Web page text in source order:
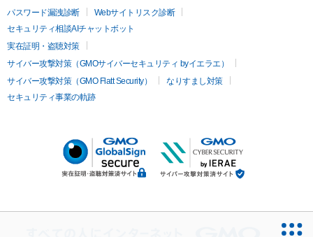
パスワード漏洩診断
Webサイトリスク診断
セキュリティ相談AIチャットボット
実在証明・盗聴対策
サイバー攻撃対策（GMOサイバーセキュリティ byイエラエ）
サイバー攻撃対策（GMO Flatt Security）
なりすまし対策
セキュリティ事業の軌跡